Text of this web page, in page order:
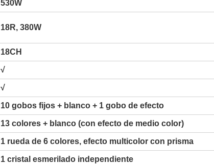
530W
18R, 380W
18CH
√
√
10 gobos fijos + blanco + 1 gobo de efecto
13 colores + blanco (con efecto de medio color)
1 rueda de 6 colores, efecto multicolor con prisma
1 cristal esmerilado independiente